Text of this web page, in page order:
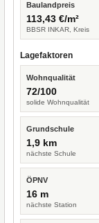
Baulandpreis
113,43 €/m²
BBSR INKAR, Kreis
Lagefaktoren
Wohnqualität
72/100
solide Wohnqualität
Grundschule
1,9 km
nächste Schule
ÖPNV
16 m
nächste Station